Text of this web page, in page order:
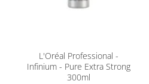
L'Oréal Professional -
Infinium - Pure Extra Strong
300ml